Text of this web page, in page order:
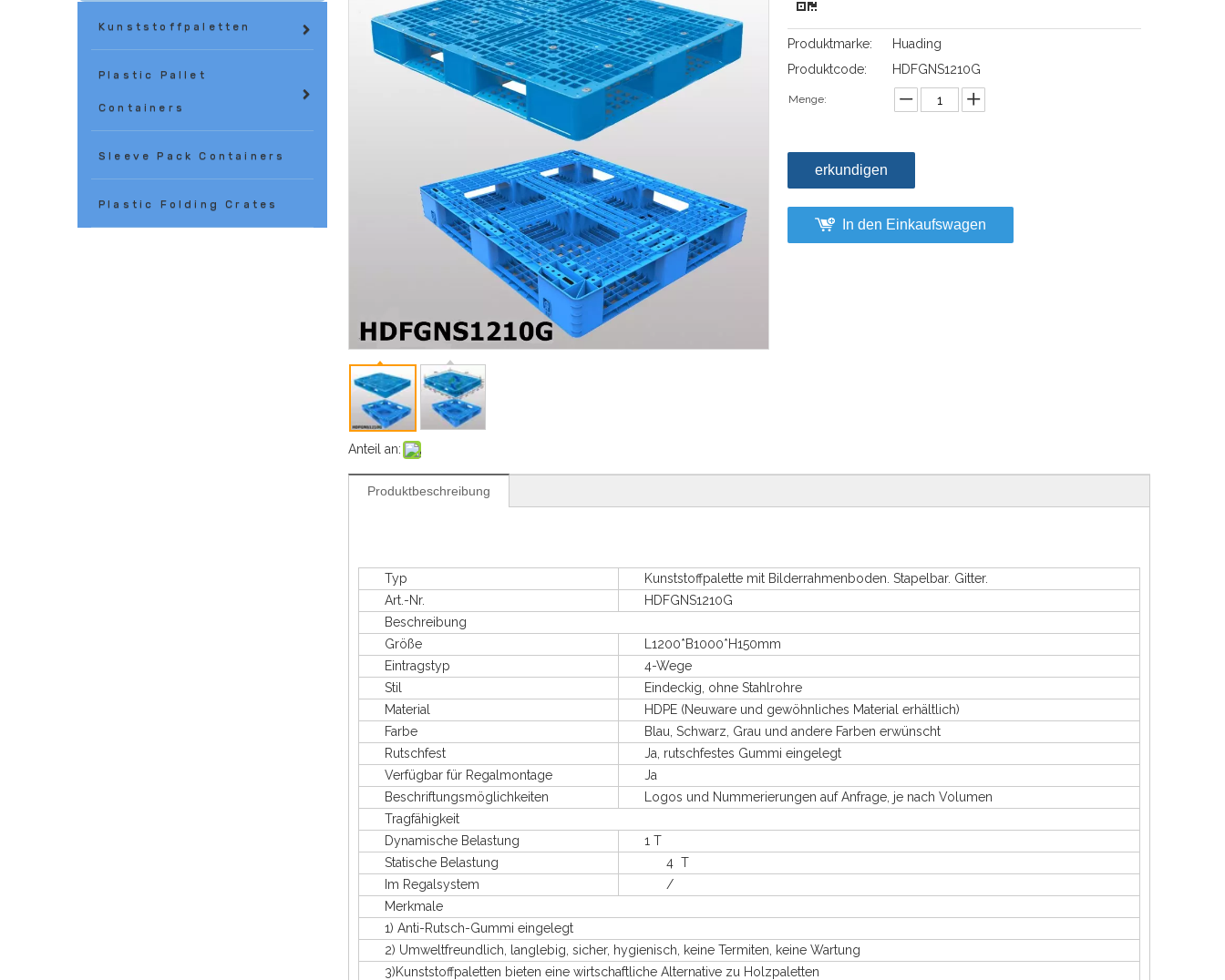
Kunststoffpaletten
Plastic Pallet
Containers
Sleeve Pack Containers
Plastic Folding Crates
Anteil an:
Produktmarke:
Huading
Produktcode:
HDFGNS1210G
Menge:
erkundigen
In den Einkaufswagen
Produktbeschreibung
Typ
Kunststoffpalette mit Bilderrahmenboden. Stapelbar. Gitter.
Art.-Nr.
HDFGNS1210G
Beschreibung
Größe
L1200*B1000*H150mm
Eintragstyp
4-Wege
Stil
Eindeckig, ohne Stahlrohre
Material
HDPE (Neuware und gewöhnliches Material erhältlich)
Farbe
Blau, Schwarz, Grau und andere Farben erwünscht
Rutschfest
Ja, rutschfestes Gummi eingelegt
Verfügbar für Regalmontage
Ja
Beschriftungsmöglichkeiten
Logos und Nummerierungen auf Anfrage, je nach Volumen
Tragfähigkeit
Dynamische Belastung
1 T
Statische Belastung
4 T
Im Regalsystem
/
Merkmale
1) Anti-Rutsch-Gummi eingelegt
2) Umweltfreundlich, langlebig, sicher, hygienisch, keine Termiten, keine Wartung
3)Kunststoffpaletten bieten eine wirtschaftliche Alternative zu Holzpaletten